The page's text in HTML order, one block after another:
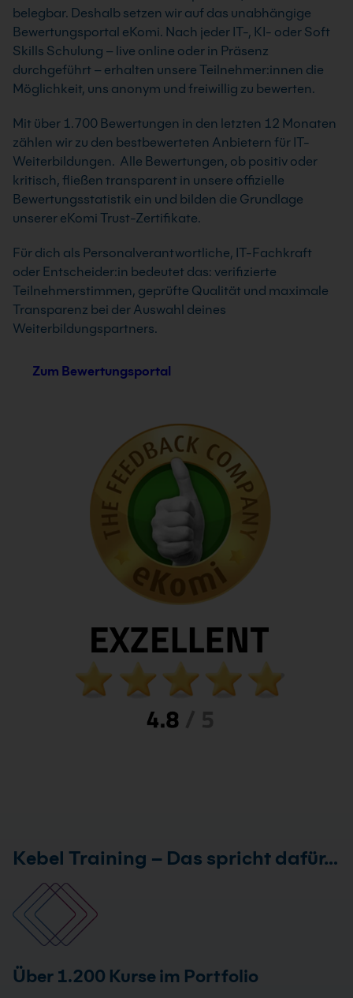
belegbar. Deshalb setzen wir auf das unabhängige
Bewertungsportal eKomi. Nach jeder IT-, KI- oder Soft
Skills Schulung – live online oder in Präsenz
durchgeführt – erhalten unsere Teilnehmer:innen die
Möglichkeit, uns anonym und freiwillig zu bewerten.
Mit über 1.700 Bewertungen in den letzten 12 Monaten
zählen wir zu den bestbewerteten Anbietern für IT-
Weiterbildungen. Alle Bewertungen, ob positiv oder
kritisch, fließen transparent in unsere offizielle
Bewertungsstatistik ein und bilden die Grundlage
unserer eKomi Trust-Zertifikate.
Für dich als Personalverantwortliche, IT-Fachkraft
oder Entscheider:in bedeutet das: verifizierte
Teilnehmerstimmen, geprüfte Qualität und maximale
Transparenz bei der Auswahl deines
Weiterbildungspartners.
Zum Bewertungsportal
Kebel Training – Das spricht dafür…
Über 1.200 Kurse im Portfolio